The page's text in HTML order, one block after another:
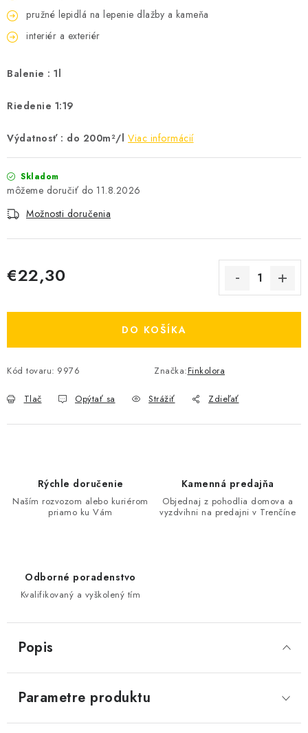
pružné lepidlá na lepenie dlažby a kameňa
interiér a exteriér
Balenie : 1l
Riedenie 1:19
Výdatnosť : do 200m²/l Viac informácií
Skladom
11.8.2026
Možnosti doručenia
€22,30
DO KOŠÍKA
Kód tovaru: 9976 Značka:Finkolora
Tlač Opýtať sa Strážiť Zdieľať
Rýchle doručenie
Naším rozvozom alebo kuriérom
priamo ku Vám
Kamenná predajňa
Objednaj z pohodlia domova a
vyzdvihni na predajni v Trenčíne
Odborné poradenstvo
Kvalifikovaný a vyškolený tím
Popis
Parametre produktu